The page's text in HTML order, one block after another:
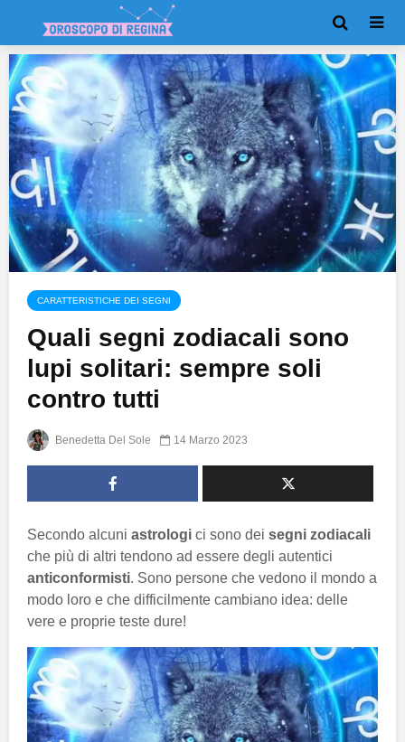
CARATTERISTICHE DEI SEGNI
Quali segni zodiacali sono
lupi solitari: sempre soli
contro tutti
Benedetta Del Sole 14 Marzo 2023
Secondo alcuni astrologi ci sono dei segni zodiacali
che più di altri tendono ad essere degli autentici
anticonformisti. Sono persone che vedono il mondo a
modo loro e che difficilmente cambiano idea: delle
vere e proprie teste dure!